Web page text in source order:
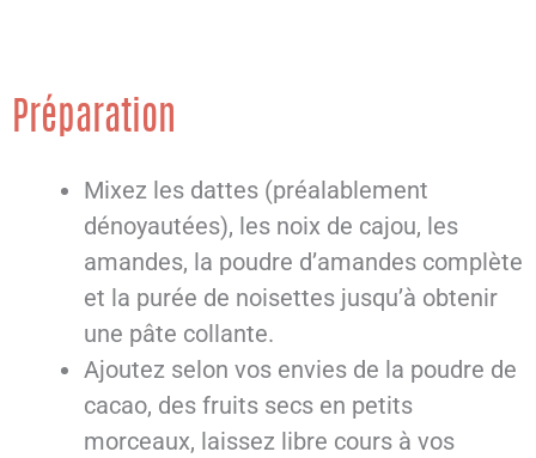
Préparation
Mixez les dattes (préalablement
dénoyautées), les noix de cajou, les
amandes, la poudre d’amandes complète
et la purée de noisettes jusqu’à obtenir
une pâte collante.
Ajoutez selon vos envies de la poudre de
cacao, des fruits secs en petits
morceaux, laissez libre cours à vos